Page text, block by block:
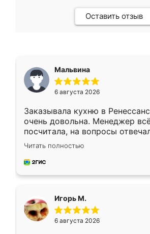
Оставить отзыв
Мальвина
6 августа 2026
Заказывала кухню в
очень довольна. Менеджер
посчитала, на вопросы
Замерщик приехал в субботу,
делу со всей
за день, ребята работали
Читать полностью
Игорь М.
6 августа 2026